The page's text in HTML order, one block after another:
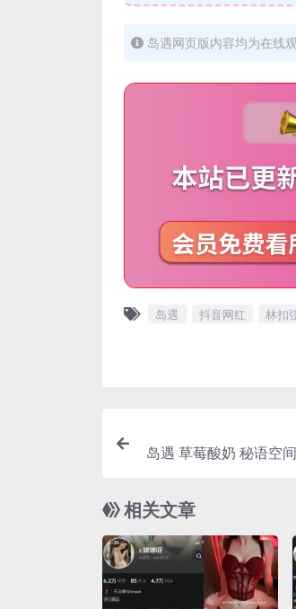
岛遇网页版内容均为在线
岛遇 抖音网红 林扣
岛遇 草莓酸奶 秘语空
相关文章